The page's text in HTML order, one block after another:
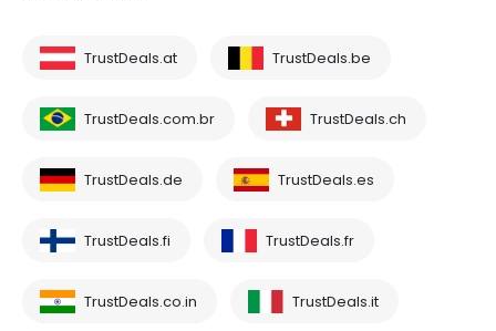
TrustDeals.at TrustDeals.be
TrustDeals.com.br TrustDeals.ch
TrustDeals.de TrustDeals.es
TrustDeals.fi TrustDeals.fr
TrustDeals.co.in TrustDeals.it